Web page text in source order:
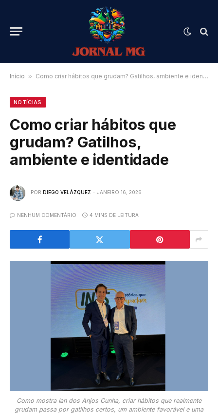
Início » Como criar hábitos que grudam? Gatilhos, ambiente e identidade
NOTÍCIAS
Como criar hábitos que
grudam? Gatilhos,
ambiente e identidade
POR DIEGO VELÁZQUEZ JANEIRO 16, 2026
NENHUM COMENTÁRIO 4 MINS DE LEITURA
Como mostra Ian dos Anjos Cunha, criar hábitos que realmente
grudam passa por gatilhos certos, um ambiente favorável e uma